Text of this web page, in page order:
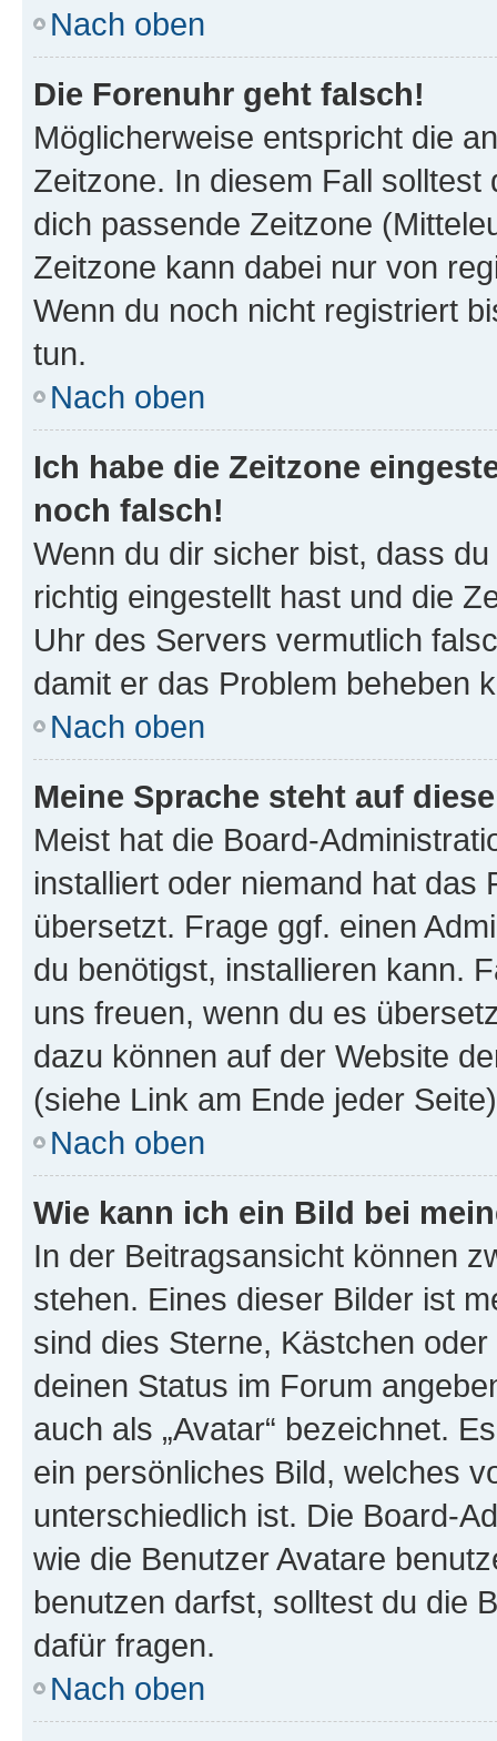
Nach oben
Die Forenuhr geht falsch!
Möglicherweise entspricht die
Zeitzone. In diesem Fall solltest
dich passende Zeitzone
Zeitzone kann dabei nur von
Wenn du noch nicht registriert
tun.
Nach oben
Ich habe die Zeitzone
noch falsch!
Wenn du dir sicher bist, dass
richtig eingestellt hast und die
Uhr des Servers vermutlich
damit er das Problem beheben
Nach oben
Meine Sprache steht auf
Meist hat die Board-
installiert oder niemand hat das
übersetzt. Frage ggf. einen
du benötigst, installieren kann.
uns freuen, wenn du es
dazu können auf der Website
(siehe Link am Ende jeder
Nach oben
Wie kann ich ein Bild bei
In der Beitragsansicht können
stehen. Eines dieser Bilder ist
sind dies Sterne, Kästchen
deinen Status im Forum
auch als „Avatar“ bezeichnet.
ein persönliches Bild, welches
unterschiedlich ist. Die Board-
wie die Benutzer Avatare
benutzen darfst, solltest du die
dafür fragen.
Nach oben